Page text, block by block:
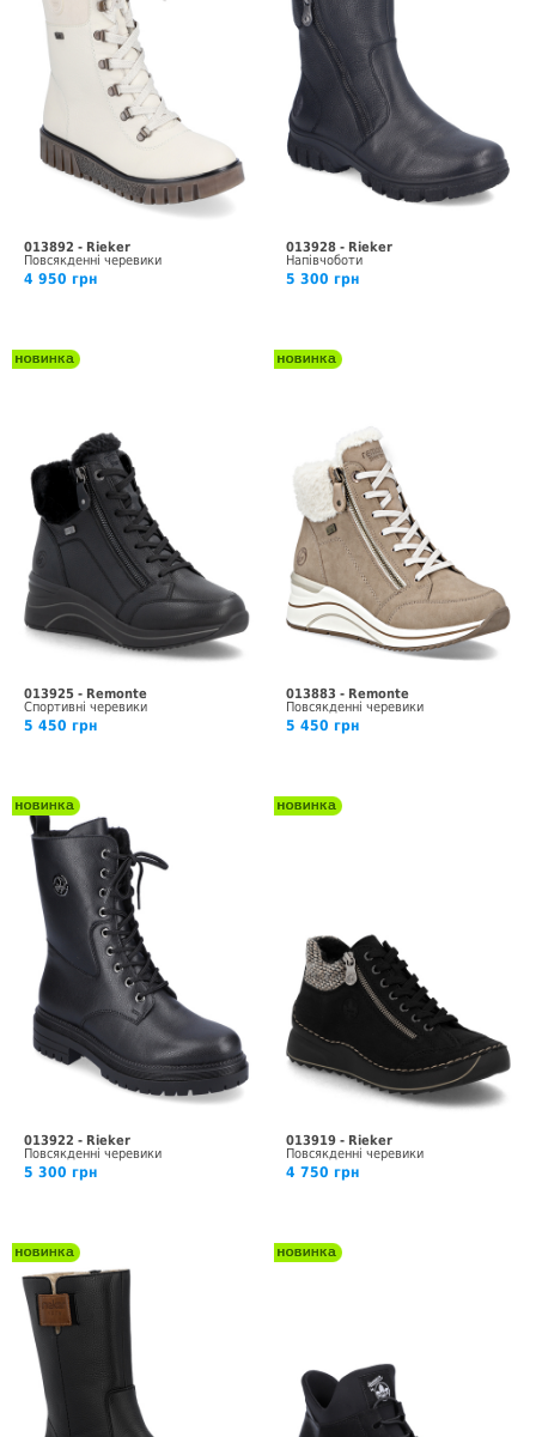
013892 - Rieker
Повсякденні черевики
4 950 грн
013928 - Rieker
Напівчоботи
5 300 грн
013925 - Remonte
Спортивні черевики
5 450 грн
013883 - Remonte
Повсякденні черевики
5 450 грн
013922 - Rieker
Повсякденні черевики
5 300 грн
013919 - Rieker
Повсякденні черевики
4 750 грн